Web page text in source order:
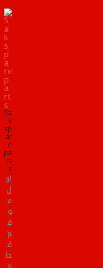
Sa
k
sp
ar
e
pa
rt
s
او
ل
م
و
ق
ع
ق
ط